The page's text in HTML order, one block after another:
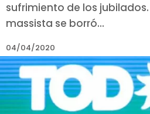
sufrimiento de los
massista se borró...
04/04/2020